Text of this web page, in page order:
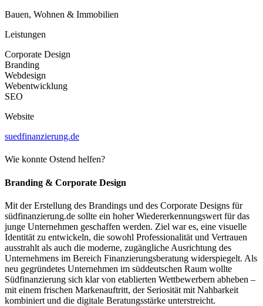
Bauen, Wohnen & Immobilien
Leistungen
Corporate Design
Branding
Webdesign
Webentwicklung
SEO
Website
suedfinanzierung.de
Wie konnte Ostend helfen?
Branding & Corporate Design
Mit der Erstellung des Brandings und des Corporate Designs für
südfinanzierung.de sollte ein hoher Wiedererkennungswert für das
junge Unternehmen geschaffen werden. Ziel war es, eine visuelle
Identität zu entwickeln, die sowohl Professionalität und Vertrauen
ausstrahlt als auch die moderne, zugängliche Ausrichtung des
Unternehmens im Bereich Finanzierungsberatung widerspiegelt. Als
neu gegründetes Unternehmen im süddeutschen Raum wollte
Südfinanzierung sich klar von etablierten Wettbewerbern abheben –
mit einem frischen Markenauftritt, der Seriosität mit Nahbarkeit
kombiniert und die digitale Beratungsstärke unterstreicht.